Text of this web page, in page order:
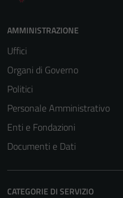
AMMINISTRAZIONE
Uffici
Organi di Governo
Politici
Personale Amministrativo
Enti e Fondazioni
Documenti e Dati
CATEGORIE DI SERVIZIO